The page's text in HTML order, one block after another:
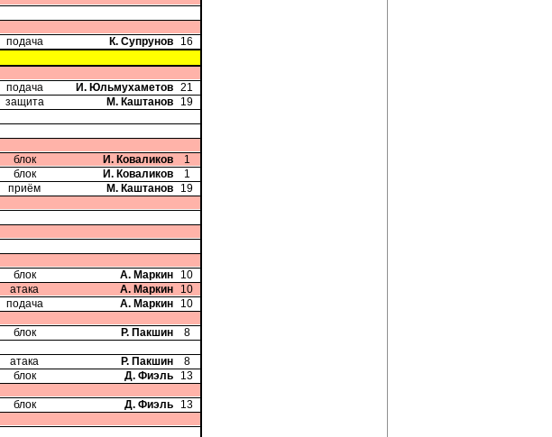
подача К. Супрунов 16
подача И. Юльмухаметов 21
защита М. Каштанов
19
блок И. Коваликов
1
блок И. Коваликов
1
приём М. Каштанов
19
блок А. Маркин
10
атака А. Маркин
10
подача А. Маркин
10
блок Р. Пакшин
8
атака Р. Пакшин
8
блок Д. Фиэль
13
блок Д. Фиэль
13